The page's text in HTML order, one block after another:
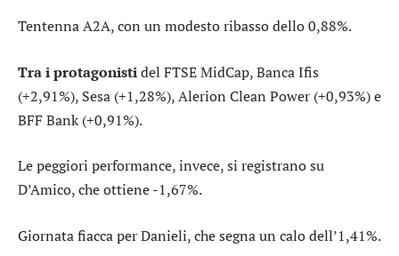
TentennaA2A, con un modesto ribasso dello 0,88%.
Tra i protagonistidel FTSE MidCap,Banca Ifis
(+2,91%), Sesa (+1,28%),Alerion Clean Power (+0,93%) e
BFF Bank(+0,91%).
Le peggiori performance, invece, si registrano su
D’Amico, che ottiene -1,67%.
Giornata fiacca perDanieli, che segna un calo dell’1,41%.